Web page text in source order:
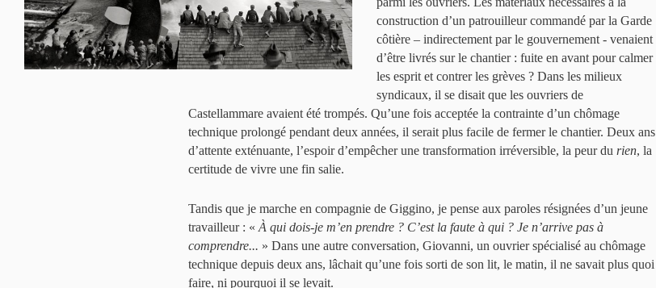
construction d’un patrouilleur commandé par la Garde
côtière – indirectement par le gouvernement - venaient
d’être livrés sur le chantier : fuite en avant pour calmer
les esprit et contrer les grèves ? Dans les milieux
syndicaux, il se disait que les ouvriers de
Castellammare avaient été trompés. Qu’une fois acceptée la contrainte d’un chômage
technique prolongé pendant deux années, il serait plus facile de fermer le chantier. Deux ans
d’attente exténuante, l’espoir d’empêcher une transformation irréversible, la peur du rien, la
certitude de vivre une fin salie.
Tandis que je marche en compagnie de Giggino, je pense aux paroles résignées d’un jeune
travailleur : « À qui dois-je m’en prendre ? C’est la faute à qui ? Je n’arrive pas à
comprendre... » Dans une autre conversation, Giovanni, un ouvrier spécialisé au chômage
technique depuis deux ans, lâchait qu’une fois sorti de son lit, le matin, il ne savait plus quoi
faire, ni pourquoi il se levait.